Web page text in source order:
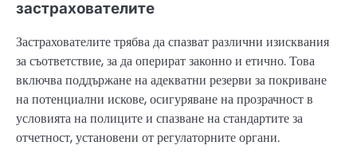
застрахователите
Застрахователите трябва да спазват различни изисквания
за съответствие, за да оперират законно и етично. Това
включва поддържане на адекватни резерви за покриване
на потенциални искове, осигуряване на прозрачност в
условията на полиците и спазване на стандартите за
отчетност, установени от регулаторните органи.